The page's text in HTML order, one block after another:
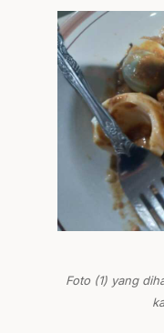
Foto (1) yang